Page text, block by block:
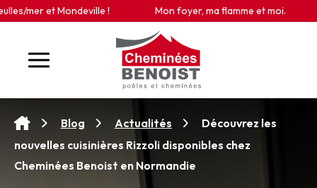
et Mondeville ! Mon foyer, ma flamme et moi.
Blog Actualités
Découvrez les
nouvelles cuisinières Rizzoli disponibles chez
Cheminées Benoist en Normandie
Panneau de gestion des cookies